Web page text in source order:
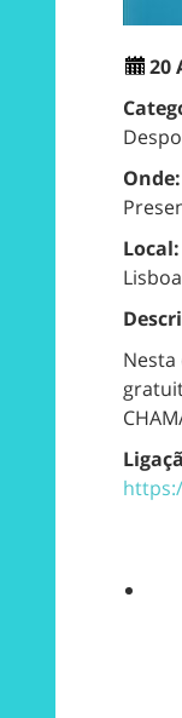
20
Onde:
Local:
Lisboa